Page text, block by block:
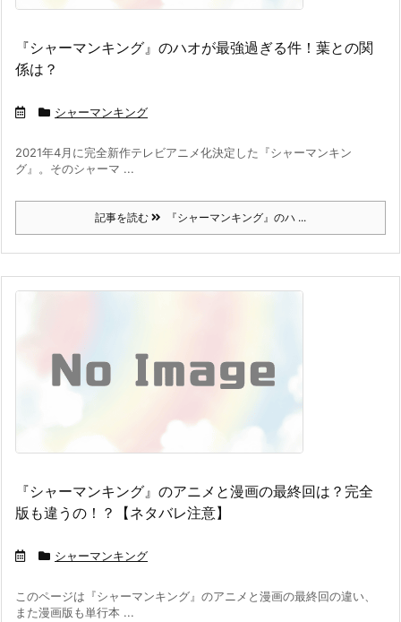
『シャーマンキング』のハオが最強過ぎる件！葉との関
係は？
シャーマンキング
2021年4月に完全新作テレビアニメ化決定した『シャーマンキン
グ』。そのシャーマ ...
記事を読む 『シャーマンキング』のハ ...
『シャーマンキング』のアニメと漫画の最終回は？完全
版も違うの！？【ネタバレ注意】
シャーマンキング
このページは『シャーマンキング』のアニメと漫画の最終回の違い、
また漫画版も単行本 ...